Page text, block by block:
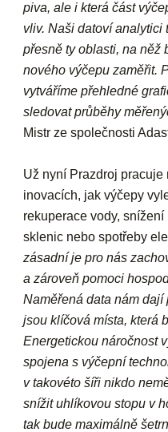
piva, ale i která část
vliv. Naši datoví analytici
přesně ty oblasti, na něž
nového výčepu zaměřit.
vytváříme přehledné
sledovat průběhy
Mistr ze společnosti
Už nyní Prazdroj pracuje
inovacích, jak výčepy
rekuperace vody,
sklenic nebo spotřeby
zásadní je pro nás
a zároveň pomoci
Naměřená data nám dají
jsou klíčová místa, která
Energetickou náročnost
spojena s výčepní
v takovéto šíři nikdo
snížit uhlíkovou stopu v
tak bude maximálně